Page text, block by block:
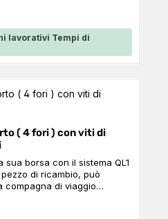
un gancio. La borsa da
in abbinamento ai nostri
ottimale
Toiletry Bag può essere
come un Back-
combinazione con il
a due Packing Cube S. Il
Packing Cube L e Packing
in una borsa da
cmLarghezza inferiore: 24
16 cmMateriale: poliestere
lavorativi Tempi di
( 4 fori ) con viti di
borsa con il sistema QL1
di ricambio, può
compagna di viaggio
CONTENUTO: 1x guida